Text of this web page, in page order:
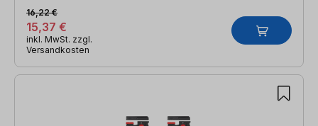
15,37 €
16,22 €
inkl. MwSt. zzgl.
Versandkosten